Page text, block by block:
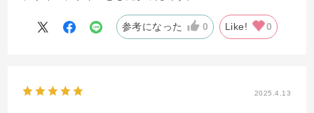
参考になった 0 Like! 0
2025.4.13